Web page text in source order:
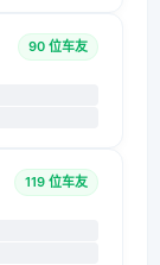
90 位车友
119 位车友